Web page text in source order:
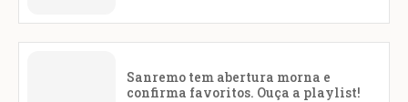
Sanremo tem abertura morna e
confirma favoritos. Ouça a playlist!